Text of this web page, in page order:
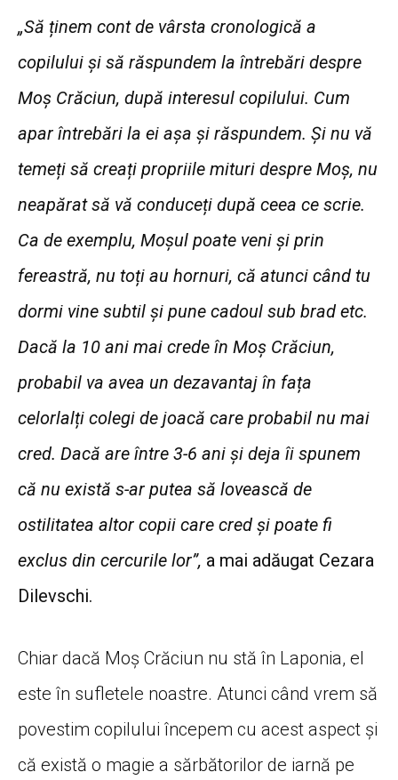
„Să ținem cont de vârsta cronologică a
copilului și să răspundem la întrebări despre
Moș Crăciun, după interesul copilului. Cum
apar întrebări la ei așa și răspundem. Și nu vă
temeți să creați propriile mituri despre Moș, nu
neapărat să vă conduceți după ceea ce scrie.
Ca de exemplu, Moșul poate veni și prin
fereastră, nu toți au hornuri, că atunci când tu
dormi vine subtil și pune cadoul sub brad etc.
Dacă la 10 ani mai crede în Moș Crăciun,
probabil va avea un dezavantaj în fața
celorlalți colegi de joacă care probabil nu mai
cred. Dacă are între 3-6 ani și deja îi spunem
că nu există s-ar putea să lovească de
ostilitatea altor copii care cred și poate fi
exclus din cercurile lor”, a mai adăugat Cezara
Dilevschi.
Chiar dacă Moș Crăciun nu stă în Laponia, el
este în sufletele noastre. Atunci când vrem să
povestim copilului începem cu acest aspect și
că există o magie a sărbătorilor de iarnă pe